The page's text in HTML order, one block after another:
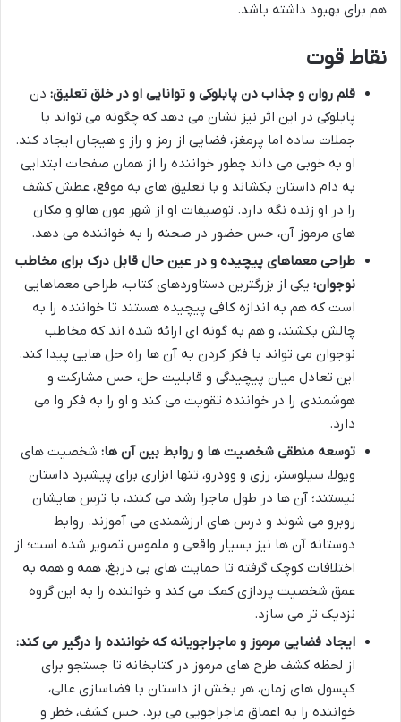
هم برای بهبود داشته باشد.
نقاط قوت
قلم روان و جذاب دن پابلوکی و توانایی او در خلق تعلیق: دن
پابلوکی در این اثر نیز نشان می دهد که چگونه می تواند با
جملات ساده اما پرمغز، فضایی از رمز و راز و هیجان ایجاد کند.
او به خوبی می داند چطور خواننده را از همان صفحات ابتدایی
به دام داستان بکشاند و با تعلیق های به موقع، عطش کشف
را در او زنده نگه دارد. توصیفات او از شهر مون هالو و مکان
های مرموز آن، حس حضور در صحنه را به خواننده می دهد.
طراحی معماهای پیچیده و در عین حال قابل درک برای مخاطب
نوجوان: یکی از بزرگترین دستاوردهای کتاب، طراحی معماهایی
است که هم به اندازه کافی پیچیده هستند تا خواننده را به
چالش بکشند، و هم به گونه ای ارائه شده اند که مخاطب
نوجوان می تواند با فکر کردن به آن ها راه حل هایی پیدا کند.
این تعادل میان پیچیدگی و قابلیت حل، حس مشارکت و
هوشمندی را در خواننده تقویت می کند و او را به فکر وا می
دارد.
توسعه منطقی شخصیت ها و روابط بین آن ها: شخصیت های
ویولا، سیلوستر، رزی و وودرو، تنها ابزاری برای پیشبرد داستان
نیستند؛ آن ها در طول ماجرا رشد می کنند، با ترس هایشان
روبرو می شوند و درس های ارزشمندی می آموزند. روابط
دوستانه آن ها نیز بسیار واقعی و ملموس تصویر شده است؛ از
اختلافات کوچک گرفته تا حمایت های بی دریغ، همه و همه به
عمق شخصیت پردازی کمک می کند و خواننده را به این گروه
نزدیک تر می سازد.
ایجاد فضایی مرموز و ماجراجویانه که خواننده را درگیر می کند:
از لحظه کشف طرح های مرموز در کتابخانه تا جستجو برای
کپسول های زمان، هر بخش از داستان با فضاسازی عالی،
خواننده را به اعماق ماجراجویی می برد. حس کشف، خطر و